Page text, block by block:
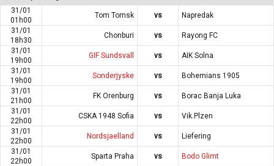
31/01
01h00
Tom Tomsk vs
Napredak
31/01
18h30
Chonburi vs
Rayong FC
31/01
19h00
GIF Sundsvall vs
AIK Solna
31/01
19h00
Sonderjyske vs
Bohemians 1905
31/01
21h00
FK Orenburg vs
Borac Banja Luka
31/01
22h00
CSKA 1948 Sofia vs
Vik.Plzen
31/01
22h00
Nordsjaelland vs
Liefering
31/01
22h00
Sparta Praha vs
Bodo Glimt